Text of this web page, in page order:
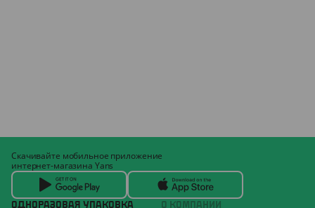
ОДНОРАЗОВАЯ УПАКОВКА О КОМПАНИИ
Скачивайте мобильное приложение
интернет-магазина Yans